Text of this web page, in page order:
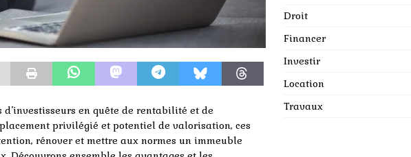
en quête de rentabilité et de
privilégié et potentiel de valorisation, ces
rénover et mettre aux normes un immeuble
Droit
Financer
Investir
Location
Travaux